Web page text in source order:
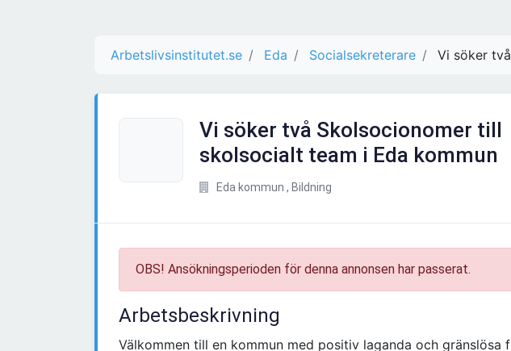
Arbetslivsinstitutet.se Eda Socialsekreterare Vi söker
Vi söker två Skolsocionomer till
skolsocialt team i Eda kommun
Eda kommun , Bildning
OBS! Ansökningsperioden för denna annonsen har passerat.
Arbetsbeskrivning
Välkommen till en kommun med positiv laganda och gränslösa